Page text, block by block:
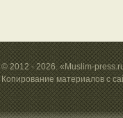
© 2012 - 2026. «Muslim-
Копирование материалов с